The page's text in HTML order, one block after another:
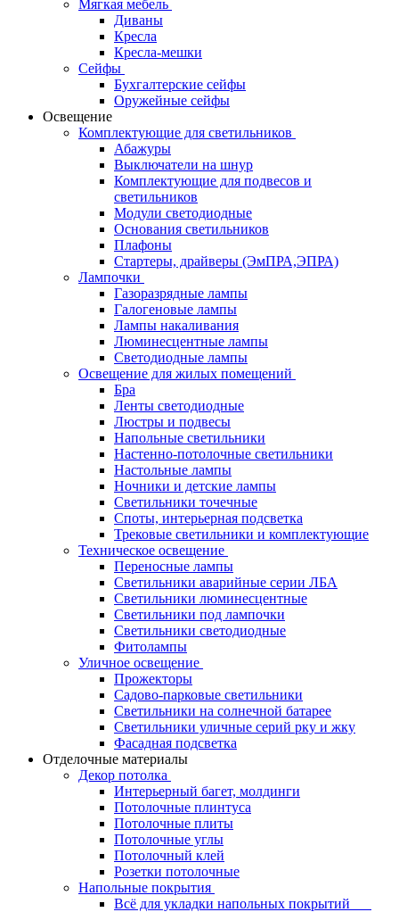
Мягкая мебель
Диваны
Кресла
Кресла-мешки
Сейфы
Бухгалтерские сейфы
Оружейные сейфы
Освещение
Комплектующие для светильников
Абажуры
Выключатели на шнур
Комплектующие для подвесов и
светильников
Модули светодиодные
Основания светильников
Плафоны
Стартеры, драйверы (ЭмПРА,ЭПРА)
Лампочки
Газоразрядные лампы
Галогеновые лампы
Лампы накаливания
Люминесцентные лампы
Светодиодные лампы
Освещение для жилых помещений
Бра
Ленты светодиодные
Люстры и подвесы
Напольные светильники
Настенно-потолочные светильники
Настольные лампы
Ночники и детские лампы
Светильники точечные
Споты, интерьерная подсветка
Трековые светильники и комплектующие
Техническое освещение
Переносные лампы
Светильники аварийные серии ЛБА
Светильники люминесцентные
Светильники под лампочки
Светильники светодиодные
Фитолампы
Уличное освещение
Прожекторы
Садово-парковые светильники
Светильники на солнечной батарее
Светильники уличные серий рку и жку
Фасадная подсветка
Отделочные материалы
Декор потолка
Интерьерный багет, молдинги
Потолочные плинтуса
Потолочные плиты
Потолочные углы
Потолочный клей
Розетки потолочные
Напольные покрытия
Всё для укладки напольных покрытий